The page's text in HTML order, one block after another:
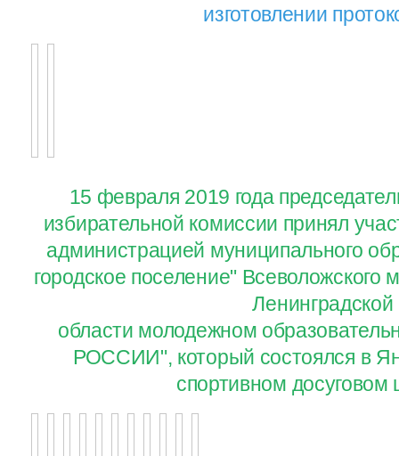
изготовлении
15 февраля 2019 года
избирательной комиссии принял
администрацией муниципального
городское поселение" Всеволожского
Ленинградской
области молодежном
РОССИИ", который состоялся в
спортивном досуговом